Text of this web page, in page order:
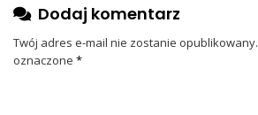
Dodaj komentarz
Twój adres e-mail nie zostanie opublikowany.
oznaczone *